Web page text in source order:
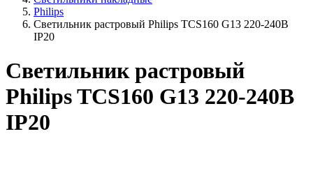
Philips
Светильник растровый Philips TCS160 G13 220-240В
IP20
Светильник растровый
Philips TCS160 G13 220-240В
IP20